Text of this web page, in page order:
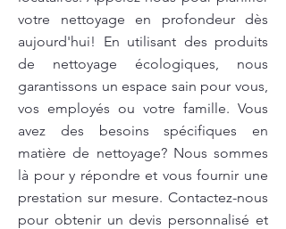
votre nettoyage en profondeur dès
aujourd'hui! En utilisant des produits
de nettoyage écologiques, nous
garantissons un espace sain pour vous,
vos employés ou votre famille. Vous
avez des besoins spécifiques en
matière de nettoyage? Nous sommes
là pour y répondre et vous fournir une
prestation sur mesure. Contactez-nous
pour obtenir un devis personnalisé et